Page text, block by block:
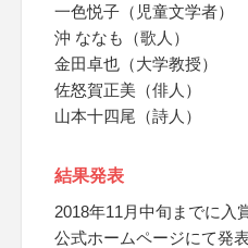
一色悦子（児童文学者）
沖 ななも（歌人）
金田卓也（大学教授）
佐怒賀正美（俳人）
山本十四尾（詩人）
結果発表
2018年11月中旬までに入
公式ホームページにて発